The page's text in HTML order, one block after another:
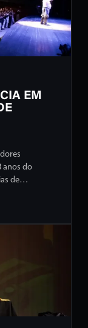
EM
anos do
de